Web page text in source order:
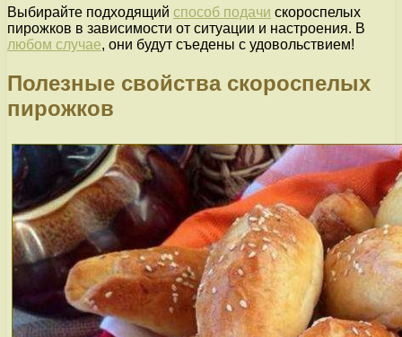
Выбирайте подходящий способ подачи скороспелых
пирожков в зависимости от ситуации и настроения. В
любом случае, они будут съедены с удовольствием!
Полезные свойства скороспелых
пирожков